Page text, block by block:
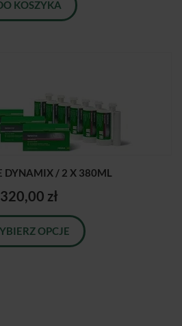
KOSZYKA
DYNAMIX / 2 X 380ML
320,00 zł
OPCJE